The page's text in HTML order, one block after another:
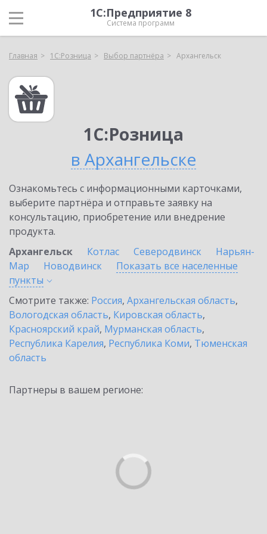
1С:Предприятие 8
Система программ
Главная 1С:Розница Выбор партнёра Архангельск
1С:Розница
в Архангельске
Ознакомьтесь с информационными карточками,
выберите партнёра и отправьте заявку на
консультацию, приобретение или внедрение
продукта.
Архангельск
Котлас Северодвинск
Нарьян-
Мар
Новодвинск
Показать все населенные
пункты
Смотрите также: Россия, Архангельская область,
Вологодская область, Кировская область,
Красноярский край, Мурманская область,
Республика Карелия, Республика Коми, Тюменская
область
Партнеры в вашем регионе: